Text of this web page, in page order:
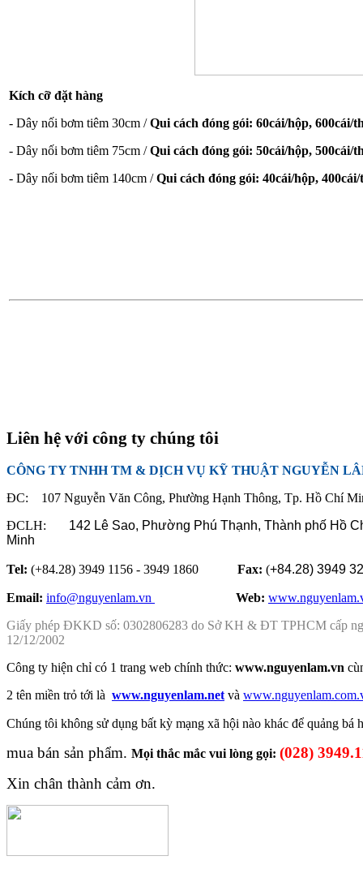
Kích cỡ đặt hàng
- Dây nối bơm tiêm 30cm /Qui cách đóng gói: 60cái/hộp, 600cái/
- Dây nối bơm tiêm 75cm /Qui cách đóng gói: 50cái/hộp, 500cái/
- Dây nối bơm tiêm 140cm /Qui cách đóng gói: 40cái/hộp,
Liên hệ với công ty chúng tôi
CÔNG TY TNHH TM & DỊCH VỤ KỸ THUẬT NGUYỄN
ĐC: 107 Nguyễn Văn Công, Phường Hạnh Thông, Tp. Hồ Chí
ĐCLH: 142 Lê Sao, Phường Phú Thạnh, Thành phố Hồ
Minh
Tel: (+84.28) 3949 1156 - 3949 1860 Fax: (+84.28) 3949
Email: info@nguyenlam.vn Web:
Giấy phép ĐKKD số: 0302806283 do Sở KH & ĐT TPHCM cấp
12/12/2002
Công ty hiện chỉ có 1 trang web chính thức: www.nguyenlam.vn
2 tên miền trỏ tới là www.nguyenlam.net và
Chúng tôi không sử dụng bất kỳ mạng xã hội nào khác để quảng bá
mua bán sản phẩm. Mọi thắc mắc vui lòng gọi: (028)
Xin chân thành cảm ơn.